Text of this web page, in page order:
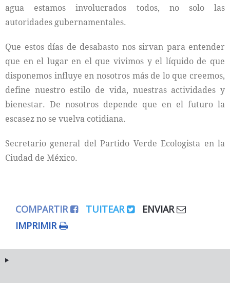
agua estamos involucrados todos, no solo las
autoridades gubernamentales.
Que estos días de desabasto nos sirvan para entender
que en el lugar en el que vivimos y el líquido de que
disponemos influye en nosotros más de lo que creemos,
define nuestro estilo de vida, nuestras actividades y
bienestar. De nosotros depende que en el futuro la
escasez no se vuelva cotidiana.
Secretario general del Partido Verde Ecologista en la
Ciudad de México.
COMPARTIR TUITEAR
ENVIAR
IMPRIMIR